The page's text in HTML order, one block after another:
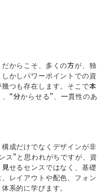
からこそ、多くの方が、独
かしパワーポイントでの資
つも存在します。そこで本
“分からせる”、一貫性のあ
成だけでなくデザインが非
ス”と思われがちですが、資
せるセンスではなく、基礎
レイアウトや配色、フォン
系的に学びます。